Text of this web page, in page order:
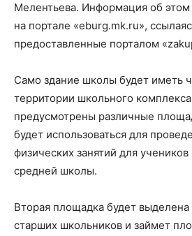
Мелентьева. Информация об
на портале «eburg.mk.ru»,
предоставленные порталом
Само здание школы будет иметь
территории школьного
предусмотрены различные
будет использоваться для
физических занятий для
средней школы.
Вторая площадка будет выделена
старших школьников и займет